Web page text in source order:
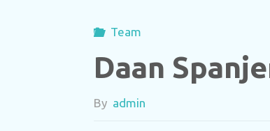
Team
Daan
By admin